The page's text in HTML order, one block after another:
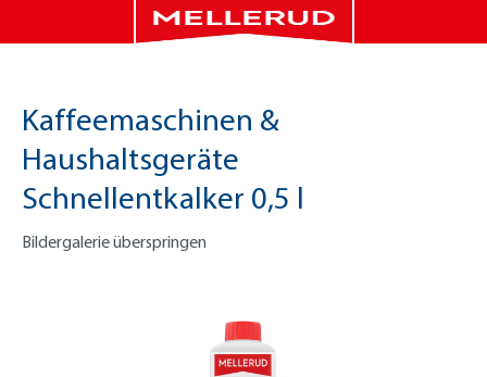
Kaffeemaschinen &
Haushaltsgeräte
Schnellentkalker 0,5 l
Bildergalerie überspringen